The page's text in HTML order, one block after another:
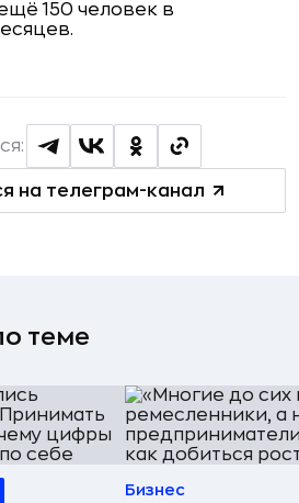
150 человек в
на телеграм-канал
теме
Бизнес